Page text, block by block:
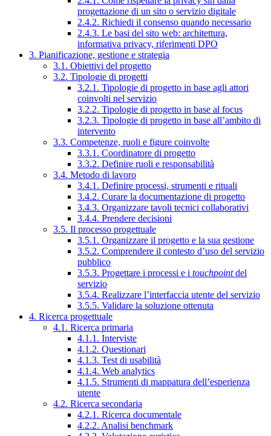
progettazione di un sito o servizio digitale
2.4.2. Richiedi il consenso quando necessario
2.4.3. Le basi del sito web: architettura,
informativa privacy, riferimenti DPO
3. Pianificazione, gestione e strategia
3.1. Obiettivi del progetto
3.2. Tipologie di progetti
3.2.1. Tipologie di progetto in base agli attori
coinvolti nel servizio
3.2.2. Tipologie di progetto in base al focus
3.2.3. Tipologie di progetto in base all’ambito di
intervento
3.3. Competenze, ruoli e figure coinvolte
3.3.1. Coordinatore di progetto
3.3.2. Definire ruoli e responsabilità
3.4. Metodo di lavoro
3.4.1. Definire processi, strumenti e rituali
3.4.2. Curare la documentazione di progetto
3.4.3. Organizzare tavoli tecnici collaborativi
3.4.4. Prendere decisioni
3.5. Il processo progettuale
3.5.1. Organizzare il progetto e la sua gestione
3.5.2. Comprendere il contesto d’uso del servizio
pubblico
3.5.3. Progettare i processi e i touchpointdel
servizio
3.5.4. Realizzare l’interfaccia utente del servizio
3.5.5. Validare la soluzione ottenuta
4. Ricerca progettuale
4.1. Ricerca primaria
4.1.1. Interviste
4.1.2. Questionari
4.1.3. Test di usabilità
4.1.4. Web analytics
4.1.5. Strumenti di mappatura dell’esperienza
utente
4.2. Ricerca secondaria
4.2.1. Ricerca documentale
4.2.2. Analisi benchmark